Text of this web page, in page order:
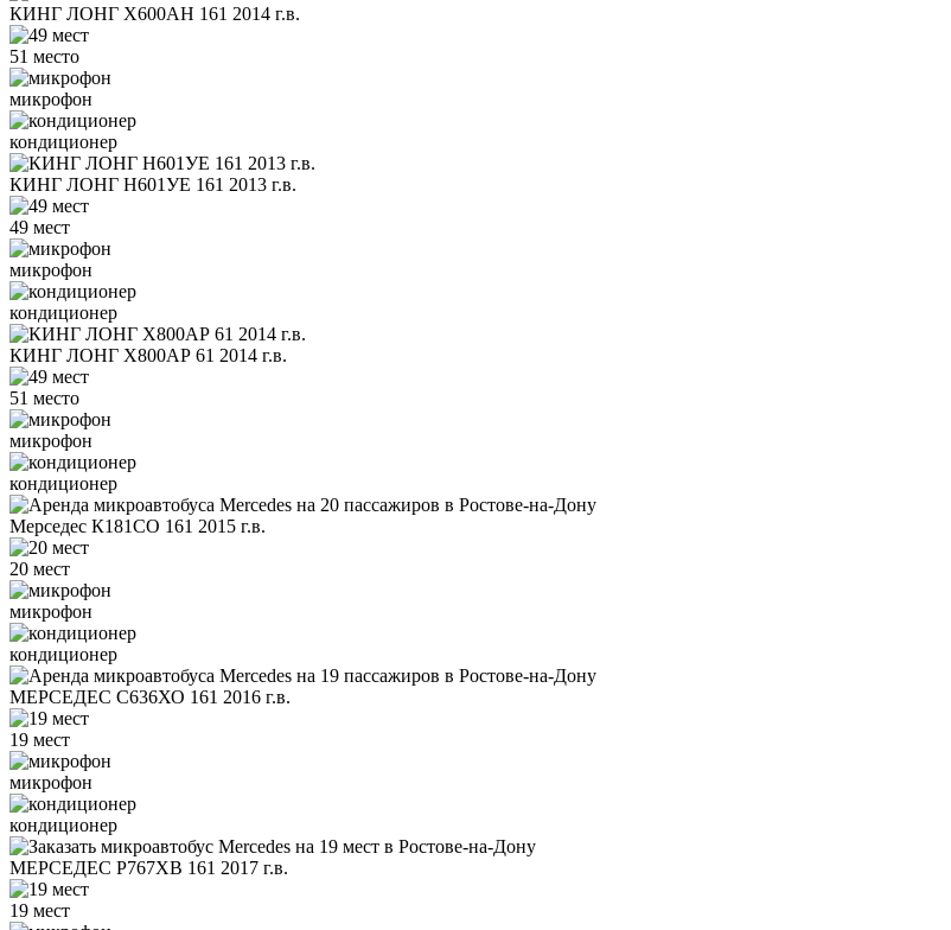
КИНГ ЛОНГ Х600АН 161 2014 г.в.
51 место
микрофон
кондиционер
КИНГ ЛОНГ Н601УЕ 161 2013 г.в.
49 мест
микрофон
кондиционер
КИНГ ЛОНГ Х800АР 61 2014 г.в.
51 место
микрофон
кондиционер
Мерседес К181СО 161 2015 г.в.
20 мест
микрофон
кондиционер
МЕРСЕДЕС С636ХО 161 2016 г.в.
19 мест
микрофон
кондиционер
МЕРСЕДЕС Р767ХВ 161 2017 г.в.
19 мест